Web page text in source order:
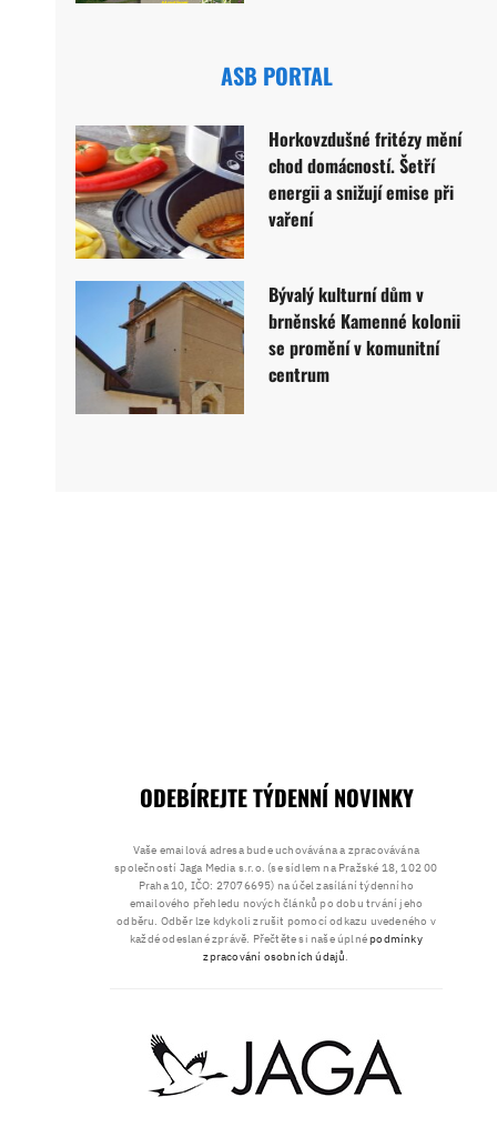
ASB PORTAL
Horkovzdušné fritézy mění
chod domácností. Šetří
energii a snižují emise při
vaření
Bývalý kulturní dům v
brněnské Kamenné kolonii
se promění v komunitní
centrum
ODEBÍREJTE TÝDENNÍ NOVINKY
Vaše emailová adresa bude uchovávána a zpracovávána
společností Jaga Media s.r.o. (se sídlem na Pražské 18, 102 00
Praha 10, IČO: 27076695) na účel zasílání týdenního
emailového přehledu nových článků po dobu trvání jeho
odběru. Odběr lze kdykoli zrušit pomocí odkazu uvedeného v
každé odeslané zprávě. Přečtěte si naše úplnépodmínky
zpracování osobních údajů.